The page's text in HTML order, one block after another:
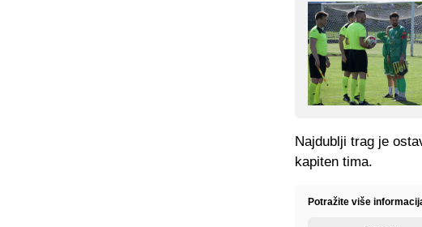
Najdublji trag je
kapiten tima.
Potražite više